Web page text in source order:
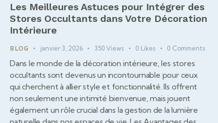
Les Meilleures Astuces pour Intégrer des
Stores Occultants dans Votre Décoration
Intérieure
BLOG janvier 3, 2026 350 Views 0 Likes 0 Comments
Dans le monde de la décoration intérieure, les stores
occultants sont devenus un incontournable pour ceux
qui cherchent à allier style et fonctionnalité. Ils offrent
non seulement une intimité bienvenue, mais jouent
également un rôle crucial dans la gestion de la lumière